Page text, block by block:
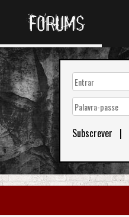
FORUMS
Subscrever |